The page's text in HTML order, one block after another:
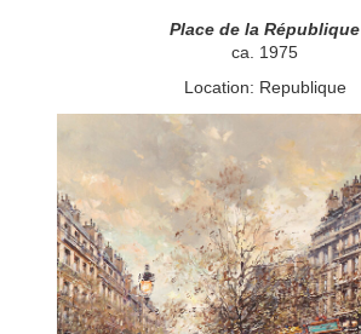
Place de la République
ca. 1975
Location: Republique